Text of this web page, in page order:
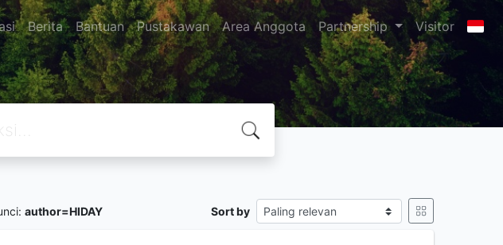
Berita Bantuan Pustakawan Area Anggota Partnership Visitor
author=HIDAY Sort by